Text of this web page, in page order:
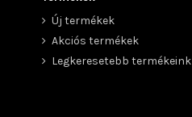
Új termékek
Akciós termékek
Legkeresetebb termékeink